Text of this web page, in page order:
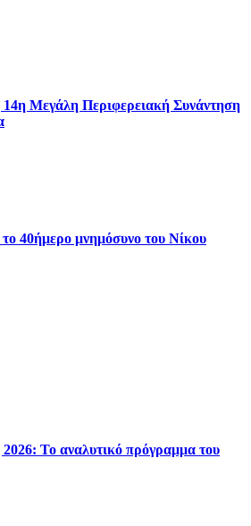
14η Μεγάλη Περιφερειακή Συνάντηση
40ήμερο μνημόσυνο του Νίκου
Το αναλυτικό πρόγραμμα του